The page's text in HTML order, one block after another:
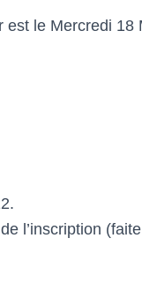
est le Mercredi 18
l’inscription